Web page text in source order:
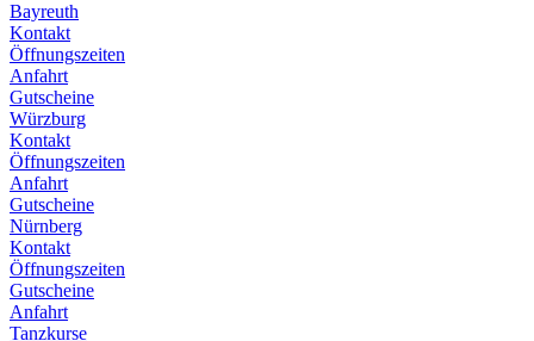
Bayreuth
Kontakt
Öffnungszeiten
Anfahrt
Gutscheine
Würzburg
Kontakt
Öffnungszeiten
Anfahrt
Gutscheine
Nürnberg
Kontakt
Öffnungszeiten
Gutscheine
Anfahrt
Tanzkurse